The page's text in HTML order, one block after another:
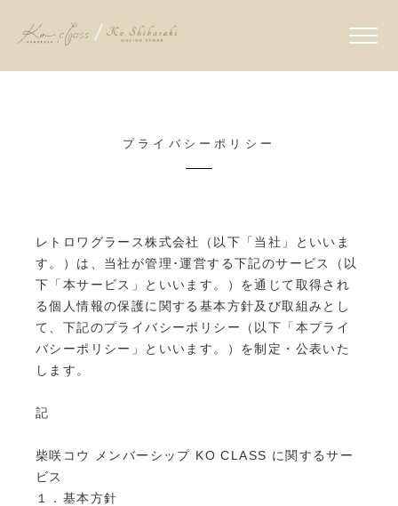
プライバシーポリシー
レトロワグラース株式会社（以下「当社」といいま
す。）は、当社が管理･運営する下記のサービス（以
下「本サービス」といいます。）を通じて取得され
る個人情報の保護に関する基本方針及び取組みとし
て、下記のプライバシーポリシー（以下「本プライ
バシーポリシー」といいます。）を制定・公表いた
します。
記
柴咲コウ メンバーシップ KO CLASS に関するサー
ビス
１．基本方針